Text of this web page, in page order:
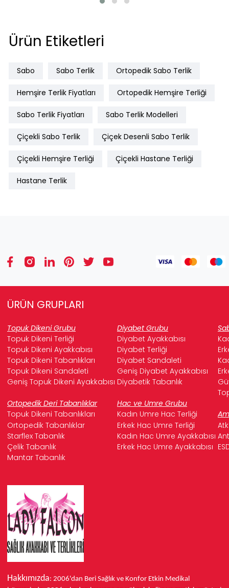
Ürün Etiketleri
Sabo Sabo Terlik Ortopedik Sabo Terlik
Hemşire Terlik Fiyatları Ortopedik Hemşire Terliği
Sabo Terlik Fiyatları Sabo Terlik Modelleri
Çiçekli Sabo Terlik Çiçek Desenli Sabo Terlik
Çiçekli Hemşire Terliği Çiçekli Hastane Terliği
Hastane Terlik
ÜRÜN GRUPLARI
Topuk Dikeni Grubu Diyabet Grubu
Topuk Dikeni Terliği
Diyabet Ayakkabısı
Topuk Dikeni Ayakkabısı
Diyabet Terliği
Topuk Dikeni Tabanlıkları
Diyabet Sandaleti
Topuk Dikeni Sandaleti
Geniş Diyabet Ayakkabısı
Geniş Topuk Dikeni Ayakkabısı Diyabetik Tabanlık
Ortopedik Deri Tabanlıklar
Hac ve Umre Grubu
Topuk Dikeni Tabanlıkları
Kadın Umre Hac Terliği
Ortopedik Tabanlıklar
Erkek Hac Umre Terliği
Starflex Tabanlık
Kadın Hac Umre Ayakkabısı
Çelik Tabanlık
Erkek Hac Umre Ayakkabısı
Mantar Tabanlık
Hakkımızda: 2006'dan Beri Sağlık ve Konfor Etkin Medikal